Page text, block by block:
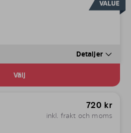
Detaljer
Välj
720 kr
inkl. frakt och moms